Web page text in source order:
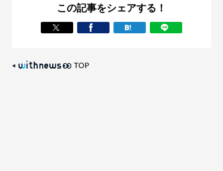
この記事をシェアする！